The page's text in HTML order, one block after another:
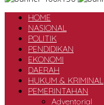
HOME
NASIONAL
POLITIK
PENDIDIKAN
EKONOMI
DAERAH
HUKUM & KRIMINAL
PEMERINTAHAN
Adventorial